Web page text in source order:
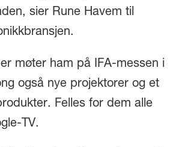
sier Rune Havem til
møter ham på IFA-messen i
også nye projektorer og et
Felles for dem alle
TV.